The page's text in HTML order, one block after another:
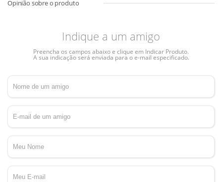
Indique a um amigo
Preencha os campos abaixo e clique em Indicar Produto.
A sua indicação será enviada para o e-mail especificado.